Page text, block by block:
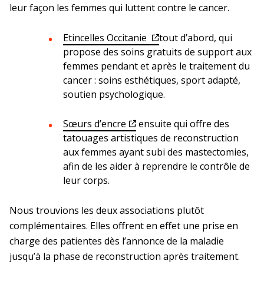
leur façon les femmes qui luttent contre le cancer.
Etincelles Occitanie
tout d’abord, qui
propose des soins gratuits de support aux
femmes pendant et après le traitement du
cancer : soins esthétiques, sport adapté,
soutien psychologique.
Sœurs d’encre
ensuite qui offre des
tatouages artistiques de reconstruction
aux femmes ayant subi des mastectomies,
afin de les aider à reprendre le contrôle de
leur corps.
Nous trouvions les deux associations plutôt
complémentaires. Elles offrent en effet une prise en
charge des patientes dès l’annonce de la maladie
jusqu’à la phase de reconstruction après traitement.